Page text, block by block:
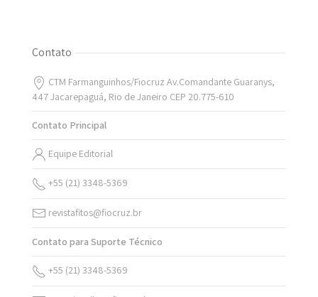
Contato
CTM Farmanguinhos/Fiocruz Av.Comandante Guaranys,
447 Jacarepaguá, Rio de Janeiro CEP 20.775-610
Contato Principal
Equipe Editorial
+55 (21) 3348-5369
revistafitos@fiocruz.br
Contato para Suporte Técnico
+55 (21) 3348-5369